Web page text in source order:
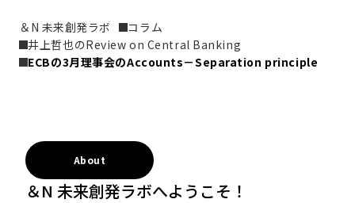
＆N 未来創発ラボ
コラム
井上哲也のReview on Central Banking
ECBの3月理事会のAccounts－Separation principle
About
＆N 未来創発ラボへようこそ！